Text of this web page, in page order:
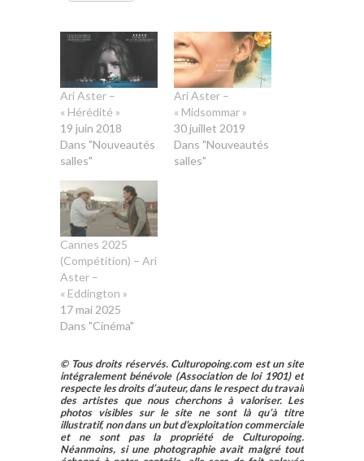
Ari Aster –
« Hérédité »
19 juin 2018
Dans "Nouveautés
salles"
Ari Aster –
« Midsommar »
30 juillet 2019
Dans "Nouveautés
salles"
Cannes 2025
(Compétition) – Ari
Aster –
« Eddington »
17 mai 2025
Dans "Cinéma"
© Tous droits réservés. Culturopoing.com est un site
intégralement bénévole (Association de loi 1901) et
respecte les droits d’auteur, dans le respect du travail
des artistes que nous cherchons à valoriser. Les
photos visibles sur le site ne sont là qu’à titre
illustratif, non dans un but d’exploitation commerciale
et ne sont pas la propriété de Culturopoing.
Néanmoins, si une photographie avait malgré tout